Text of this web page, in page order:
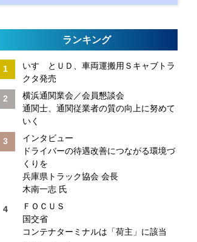
ランキング
いすゞとＵＤ、車両運搬用Ｓキャブトラ
クタ発売
横浜通関業会／会員懇談会
通関士、通関従業者の質の向上に努めて
いく
インタビュー
ドライバーの待遇改善につながる環境づ
くりを
兵庫県トラック協会 会長
木南一志 氏
ＦＯＣＵＳ
国交省
コンテナターミナルは「荷主」に該当